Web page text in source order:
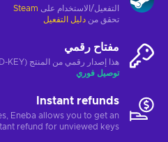
التفعيل/الاستخدام على Steam
تحقق من دليل التفعيل
مفتاح رقمي
هذا إصدار رقمي من المنتج (CD-KEY)
توصيل فوري
Instant refunds
Eneba allows you to get an
refund for unviewed keys.